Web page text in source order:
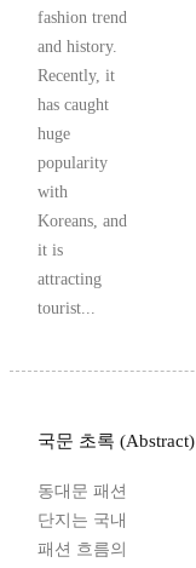
fashion trend
and history.
Recently, it
has caught
huge
popularity
with
Koreans, and
it is
attracting
tourist...
국문 초록 (Abstract)
동대문 패션
단지는 국내
패션 흐름의